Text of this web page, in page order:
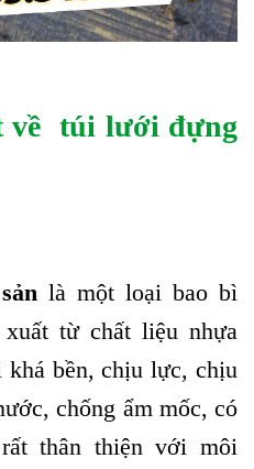
về túi lưới đựng
là một loại bao bì
từ chất liệu nhựa
bền, chịu lực, chịu
chống ẩm mốc, có
thân thiện với môi